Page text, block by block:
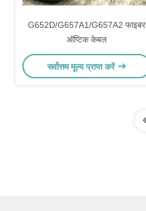
G652D/G657A1/G657A2 फाइबर
ऑप्टिक केबल
सर्वोत्तम मूल्य प्राप्त करें